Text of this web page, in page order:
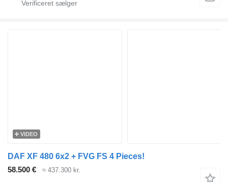
VIDEO
DAF XF 480 6x2 + FVG FS 4 Pieces!
58.500 €
≈ 437.300 kr.